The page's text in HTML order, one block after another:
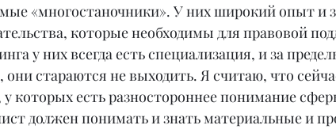
«многостаночники». У них широкий опыт и
которые необходимы для правовой
у них всегда есть специализация, и за
они стараются не выходить. Я считаю, что
которых есть разностороннее понимание
должен понимать и знать материальные и